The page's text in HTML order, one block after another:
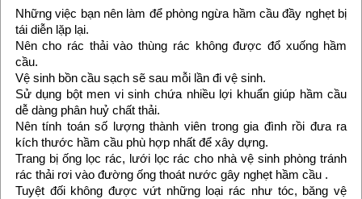
Những việc bạn nên làm để phòng ngừa hầm cầu đầy nghẹt bị
tái diễn lặp lại.
Nên cho rác thải vào thùng rác không được đổ xuống hầm
cầu.
Vệ sinh bồn cầu sạch sẽ sau mỗi lần đi vệ sinh.
Sử dụng bột men vi sinh chứa nhiều lợi khuẩn giúp hầm cầu
dễ dàng phân huỷ chất thải.
Nên tính toán số lượng thành viên trong gia đình rồi đưa ra
kích thước hầm cầu phù hợp nhất để xây dựng.
Trang bị ống lọc rác, lưới lọc rác cho nhà vệ sinh phòng tránh
rác thải rơi vào đường ống thoát nước gây nghẹt hầm cầu .
Tuyệt đối không được vứt những loại rác như tóc, băng vệ